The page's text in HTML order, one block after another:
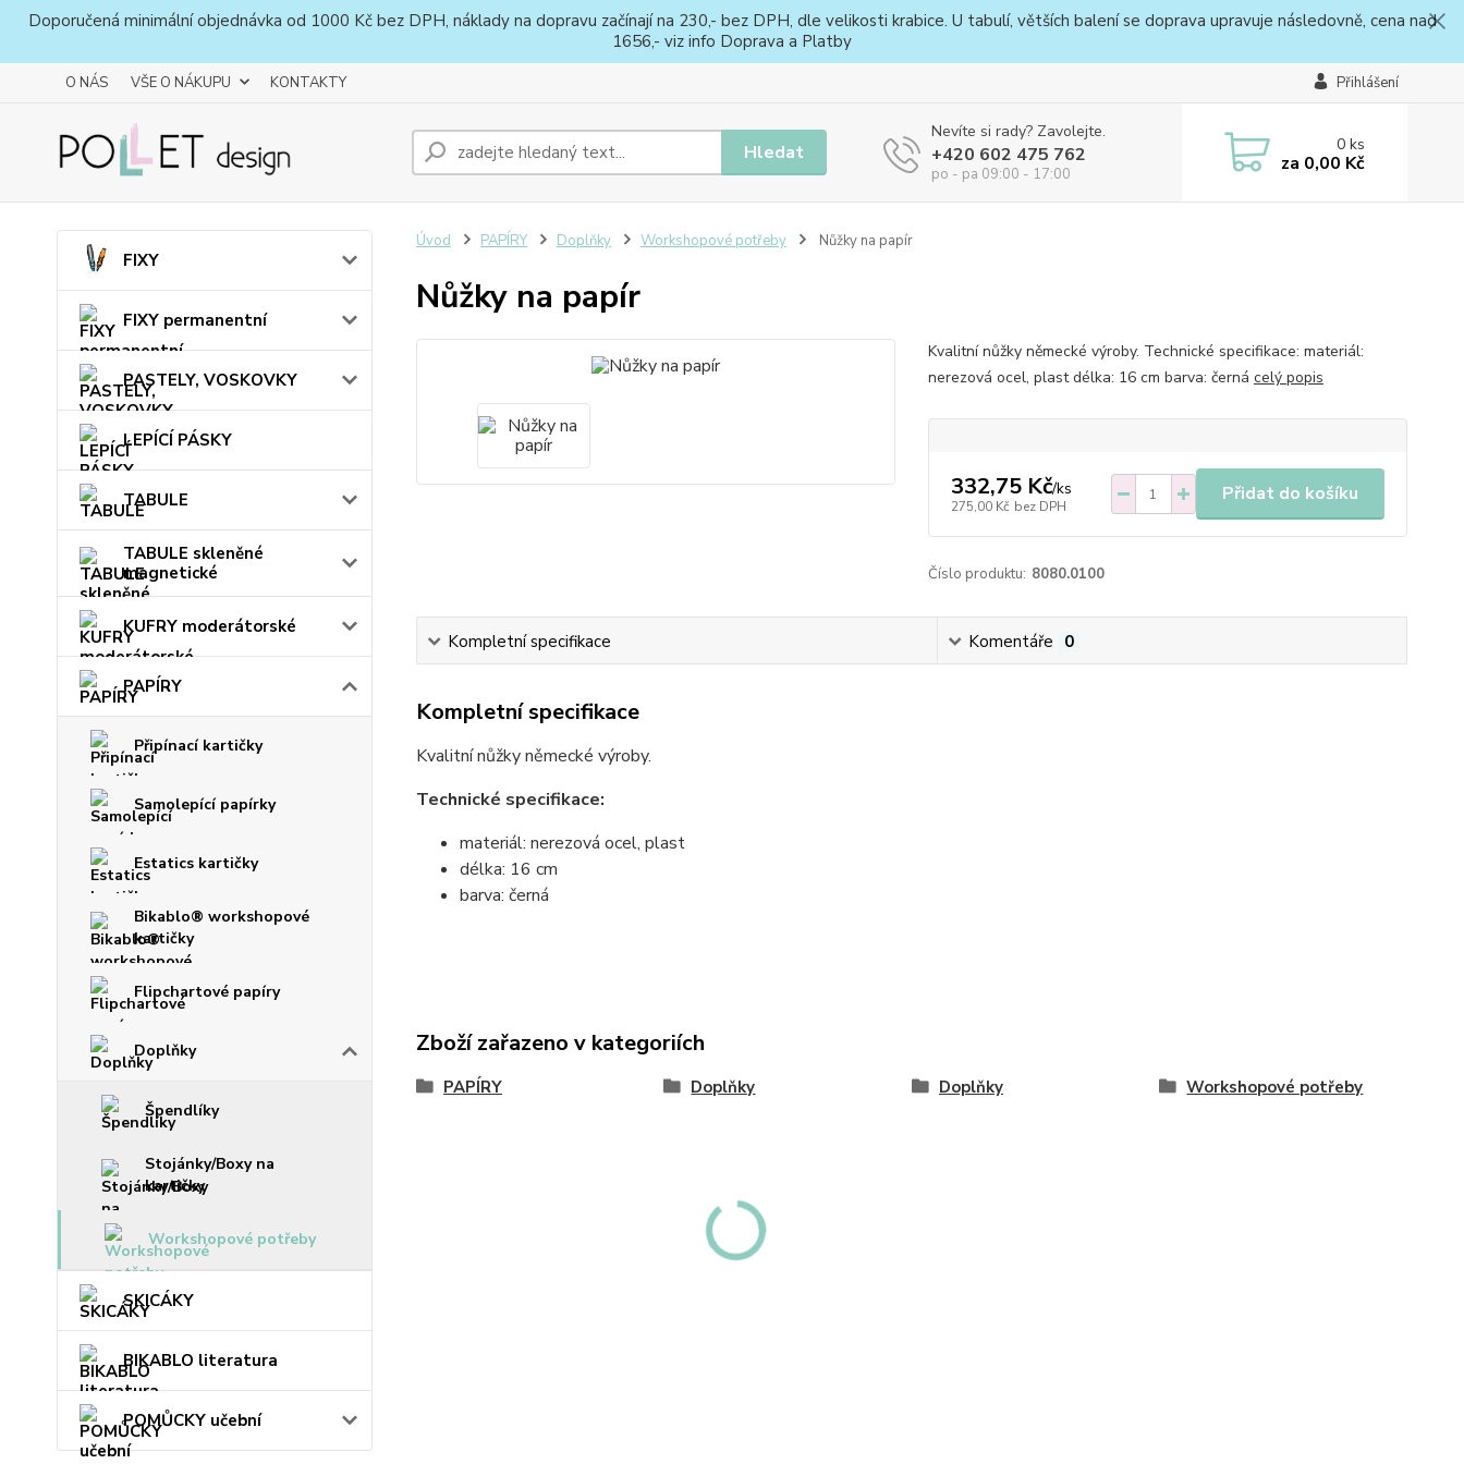
Doporučená minimální objednávka od 1000 Kč bez DPH, náklady na dopravu začínají na 230,- bez DPH, dle velikosti krabice. U tabulí, větších balení se doprava upravuje následovně, cena nad
1656,- viz info Doprava a Platby
O NÁS VŠE O NÁKUPU KONTAKTY Přihlášení
Hledat
Nevíte si rady? Zavolejte.
+420 602 475 762
po - pa 09:00 - 17:00
0ks
za 0,00 Kč
FIXY
FIXY permanentní
PASTELY, VOSKOVKY
LEPÍCÍ PÁSKY
TABULE
TABULE skleněné
magnetické
KUFRY moderátorské
PAPÍRY
Připínací kartičky
Samolepící papírky
Estatics kartičky
Bikablo® workshopové
kartičky
Flipchartové papíry
Doplňky
Špendlíky
Stojánky/Boxy na
kartičky
Workshopové potřeby
SKICÁKY
BIKABLO literatura
POMŮCKY učební
Úvod PAPÍRY Doplňky Workshopové potřeby Nůžky na papír
Nůžky na papír
Kvalitní nůžky německé výroby. Technické specifikace: materiál:
nerezová ocel, plast délka: 16 cm barva: černá celý popis
332,75 Kč/ks
275,00 Kč bez DPH
Přidat do košíku
Číslo produktu: 8080.0100
Kompletní specifikace Komentáře 0
Kompletní specifikace
Kvalitní nůžky německé výroby.
Technické specifikace:
materiál: nerezová ocel, plast
délka: 16 cm
barva: černá
Zboží zařazeno v kategoriích
PAPÍRY Doplňky Doplňky Workshopové potřeby